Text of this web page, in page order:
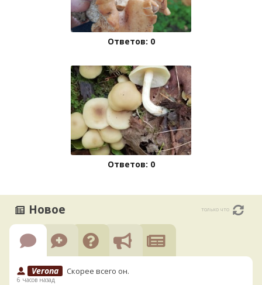
Ответов: 0
Ответов: 0
Новое только что
Verona Скорее всего он.
6 часов назад